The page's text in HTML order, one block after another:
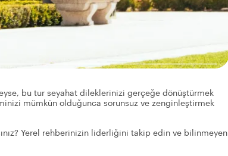
bu tur seyahat dileklerinizi gerçeğe dönüştürmek
mümkün olduğunca sorunsuz ve zenginleştirmek
Yerel rehberinizin liderliğini takip edin ve bilinmeyen